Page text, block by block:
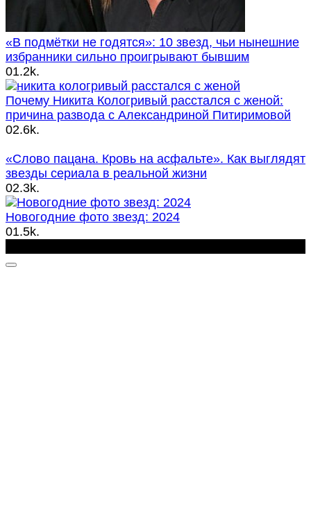
«В подмётки не годятся»: 10 звезд, чьи нынешние
избранники сильно проигрывают бывшим
01.2k.
Почему Никита Кологривый расстался с женой:
причина развода с Александриной Питиримовой
02.6k.
«Слово пацана. Кровь на асфальте». Как выглядят
звезды сериала в реальной жизни
02.3k.
Новогодние фото звезд: 2024
01.5k.